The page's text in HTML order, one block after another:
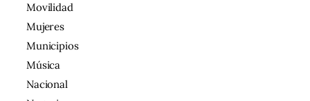
Movilidad
Mujeres
Municipios
Música
Nacional